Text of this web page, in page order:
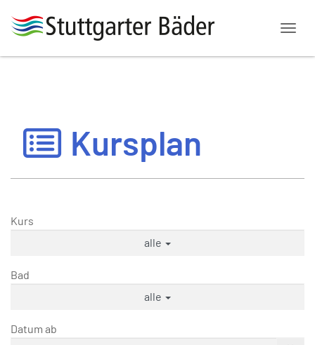
Kursplan
Kurs
alle
Bad
alle
Datum ab